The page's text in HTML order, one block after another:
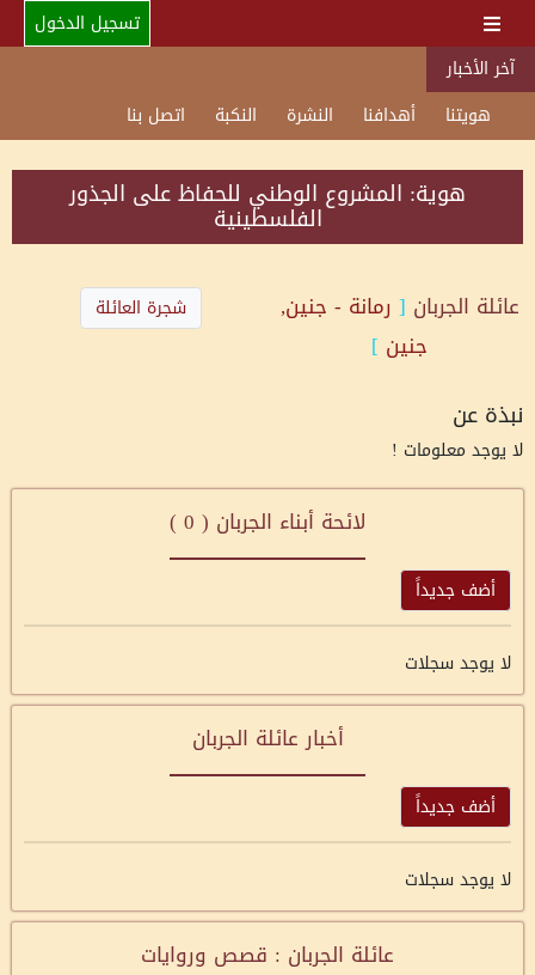
تسجيل الدخول
آخر الأخبار
هويتنا
أهدافنا النشرة النكبة اتصل بنا
هوية: المشروع الوطني للحفاظ على الجذور
الفلسطينية
عائلة الجربان [ رمانة - جنين,
جنين ]
شجرة العائلة
نبذة عن
لا يوجد معلومات !
لائحة أبناء الجربان ( 0
)
أضف جديداً
لا يوجد سجلات
أخبار عائلة الجربان
أضف جديداً
لا يوجد سجلات
عائلة الجربان : قصص وروايات